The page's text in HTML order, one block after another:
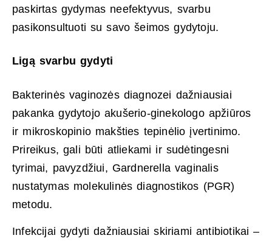
paskirtas gydymas neefektyvus, svarbu
pasikonsultuoti su savo šeimos gydytoju.
Ligą svarbu gydyti
Bakterinės vaginozės diagnozei dažniausiai
pakanka gydytojo akušerio-ginekologo apžiūros
ir mikroskopinio makšties tepinėlio įvertinimo.
Prireikus, gali būti atliekami ir sudėtingesni
tyrimai, pavyzdžiui, Gardnerella vaginalis
nustatymas molekulinės diagnostikos (PGR)
metodu.
Infekcijai gydyti dažniausiai skiriami antibiotikai –